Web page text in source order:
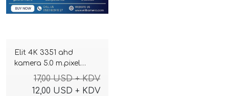
Elit 4K 3351 ahd
kamera 5.0 m.pixel
Sony Lens 2160p full
hd Gecegörüşlü
17,00 USD + KDV
12,00 USD + KDV